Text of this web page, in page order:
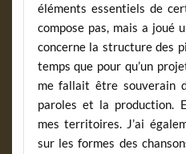
éléments essentiels de
compose pas, mais a joué
concerne la structure des
temps que pour qu’un
me fallait être souverain
paroles et la production.
mes territoires. J’ai
sur les formes des